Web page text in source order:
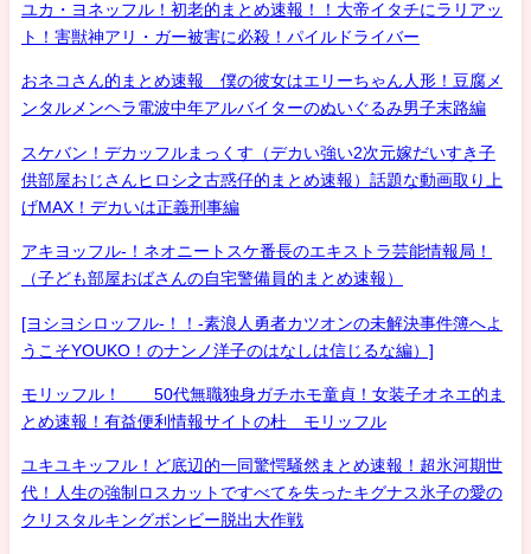
ユカ・ヨネッフル！初老的まとめ速報！！大帝イタチにラリアッ
ト！害獣神アリ・ガー被害に必殺！パイルドライバー
おネコさん的まとめ速報 僕の彼女はエリーちゃん人形！豆腐メ
ンタルメンヘラ電波中年アルバイターのぬいぐるみ男子末路編
スケバン！デカッフルまっくす（デカい強い2次元嫁だいすき子
供部屋おじさんヒロシ之古惑仔的まとめ速報）話題な動画取り上
げMAX！デカいは正義刑事編
アキヨッフル-！ネオニートスケ番長のエキストラ芸能情報局！
（子ども部屋おばさんの自宅警備員的まとめ速報）
[ヨシヨシロッフル-！！-素浪人勇者カツオンの未解決事件簿へよ
うこそYOUKO！のナンノ洋子のはなしは信じるな編）]
モリッフル！ 50代無職独身ガチホモ童貞！女装子オネエ的ま
とめ速報！有益便利情報サイトの杜 モリッフル
ユキユキッフル！ど底辺的一同驚愕騒然まとめ速報！超氷河期世
代！人生の強制ロスカットですべてを失ったキグナス氷子の愛の
クリスタルキングボンビー脱出大作戦